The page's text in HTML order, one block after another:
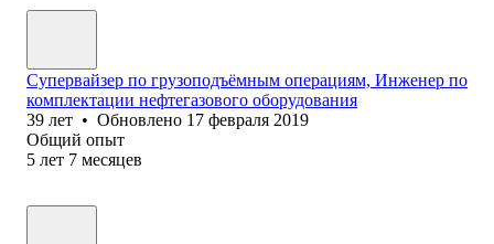
Супервайзер по грузоподъёмным операциям, Инженер по
комплектации нефтегазового оборудования
39 лет • Обновлено 17 февраля 2019
Общий опыт
5 лет 7 месяцев